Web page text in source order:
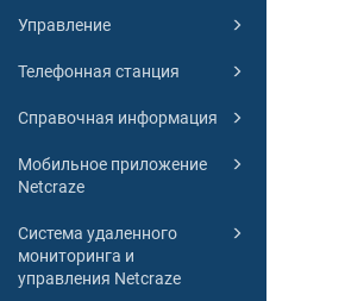
Управление
Телефонная станция
Справочная информация
Мобильное приложение
Netcraze
Система удаленного
мониторинга и
управления Netcraze